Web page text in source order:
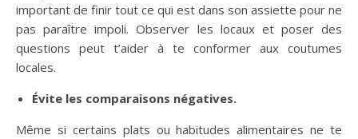
important de finir tout ce qui est dans son assiette pour ne
pas paraître impoli. Observer les locaux et poser des
questions peut t’aider à te conformer aux coutumes
locales.
Évite les comparaisons négatives.
Même si certains plats ou habitudes alimentaires ne te